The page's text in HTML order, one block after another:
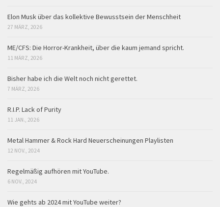
Elon Musk über das kollektive Bewusstsein der Menschheit
27 MÄRZ, 2026
ME/CFS: Die Horror-Krankheit, über die kaum jemand spricht.
11 MÄRZ, 2026
Bisher habe ich die Welt noch nicht gerettet.
7 MÄRZ, 2026
R.I.P. Lack of Purity
11 JAN., 2026
Metal Hammer & Rock Hard Neuerscheinungen Playlisten
12 NOV., 2024
Regelmäßig aufhören mit YouTube.
6 NOV., 2024
Wie gehts ab 2024 mit YouTube weiter?